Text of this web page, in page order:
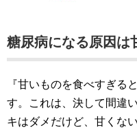
糖尿病になる原因は
『甘いものを食べすぎる
す。これは、決して間違
キはダメだけど、甘くな